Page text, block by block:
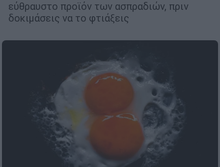
εύθραυστο προϊόν των ασπραδιών, πριν
δοκιμάσεις να το φτιάξεις